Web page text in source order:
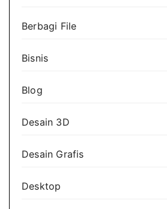
Berbagi File
Bisnis
Blog
Desain 3D
Desain Grafis
Desktop